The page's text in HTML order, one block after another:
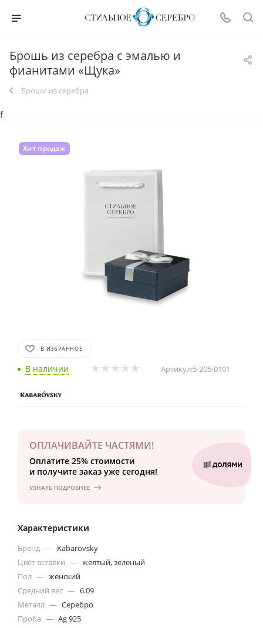
Брошь из серебра с эмалью и
фианитами «Щука»
Броши из серебра
f
Хит продаж
В ИЗБРАННОЕ
В наличии Артикул:5-205-0101
ОПЛАЧИВАЙТЕ ЧАСТЯМИ!
Оплатите 25% стоимости
и получите заказ уже сегодня!
УЗНАТЬ ПОДРОБНЕЕ
Характеристики
Бренд — Kabarovsky
Цвет вставки — желтый, зеленый
Пол — женский
Средний вес — 6.09
Металл — Серебро
Проба — Ag 925